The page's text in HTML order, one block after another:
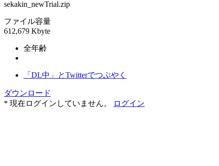
sekakin_newTrial.zip
ファイル容量
612,679 Kbyte
全年齢
「DL中」とTwitterでつぶやく
ダウンロード
* 現在ログインしていません。
ログイン